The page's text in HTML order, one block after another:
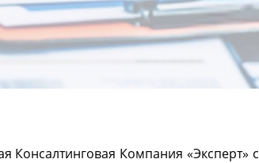
Консалтинговая Компания «Эксперт»